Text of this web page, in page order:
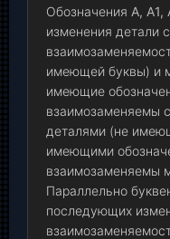
Обозначения А, А1,
изменения детали
имеющей буквы) и
имеющие
взаимозаменяемы
деталями (не
имеющими
взаимозаменяемы
Параллельно
последующих